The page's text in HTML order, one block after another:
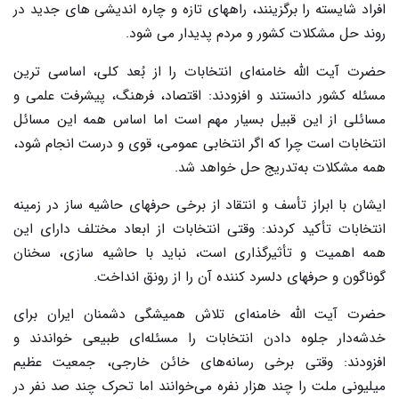
افراد شایسته را برگزینند، راههای تازه و چاره اندیشی های جدید در
روند حل مشکلات کشور و مردم پدیدار می شود.
حضرت آیت الله خامنه‌ای انتخابات را از بُعد کلی، اساسی ترین
مسئله کشور دانستند و افزودند: اقتصاد، فرهنگ، پیشرفت علمی و
مسائلی از این قبیل بسیار مهم است اما اساس همه این مسائل
انتخابات است چرا که اگر انتخابی عمومی، قوی و درست انجام شود،
همه مشکلات به‌تدریج حل خواهد شد.
ایشان با ابراز تأسف و انتقاد از برخی حرفهای حاشیه ساز در زمینه
انتخابات تأکید کردند: وقتی انتخابات از ابعاد مختلف دارای این
همه اهمیت و تأثیرگذاری است، نباید با حاشیه سازی، سخنان
گوناگون و حرفهای دلسرد کننده آن را از رونق انداخت.
حضرت آیت الله خامنه‌ای تلاش همیشگی دشمنان ایران برای
خدشه‌دار جلوه دادن انتخابات را مسئله‌ای طبیعی خواندند و
افزودند: وقتی برخی رسانه‌های خائن خارجی، جمعیت عظیم
میلیونی ملت را چند هزار نفره می‌خوانند اما تحرک چند صد نفر در